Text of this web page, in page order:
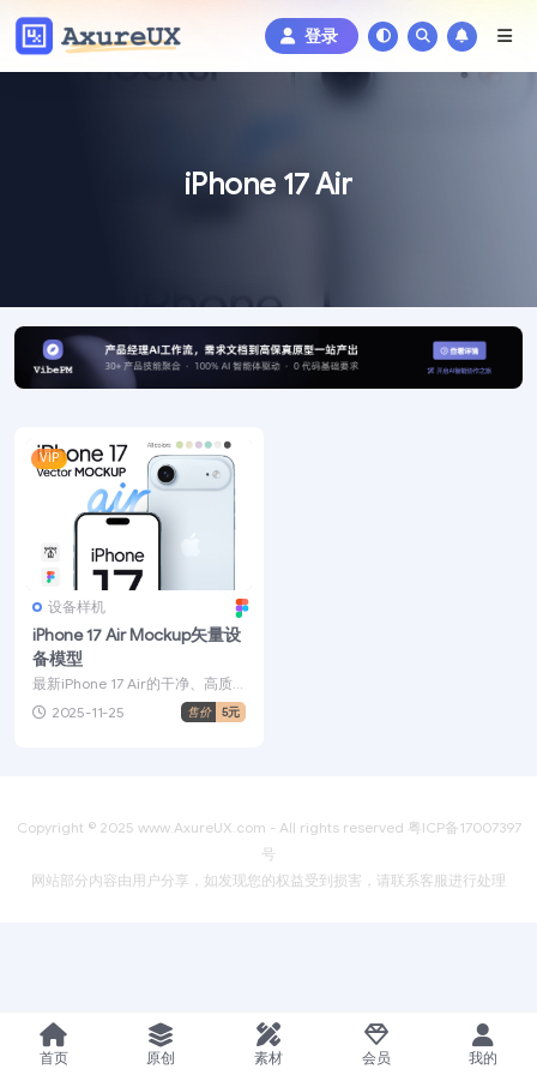
登录
iPhone 17 Air
VIP
设备样机
iPhone 17 Air Mockup矢量设
备模型
最新iPhone 17 Air的干净、高质
量的矢量模型。提供Figma格式
源文件...
2025-11-25 售价 5元
Copyright © 2025 www.AxureUX.com - All rights reserved 粤ICP备17007397
号
网站部分内容由用户分享，如发现您的权益受到损害，请联系客服进行处理
首页 原创 素材 会员 我的